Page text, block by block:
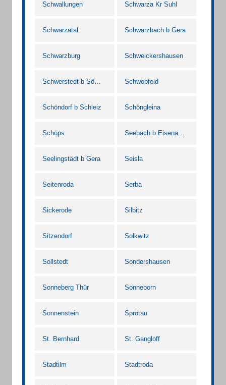
Schwallungen Schwarza Kr Suhl
Schwarzatal Schwarzbach b Gera
Schwarzburg Schweickershausen
Schwerstedt b Sömmerda Schwobfeld
Schöndorf b Schleiz Schöngleina
Schöps Seebach b Eisenach Thür
Seelingstädt b Gera Seisla
Seitenroda Serba
Sickerode Silbitz
Sitzendorf Solkwitz
Sollstedt Sondershausen
Sonneberg Thür Sonneborn
Sonnenstein Sprötau
St. Bernhard St. Gangloff
Stadtilm Stadtroda